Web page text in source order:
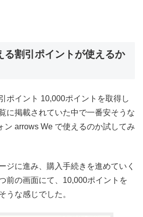
る割引ポイントが使えるか
ポイント 10,000ポイントを取得し
に掲載されていた中で一番安そうな
ン arrows We で使えるのか試してみ
ジに進み、購入手続きを進めていく
前の画面にて、10,000ポイントを
うな感じでした。